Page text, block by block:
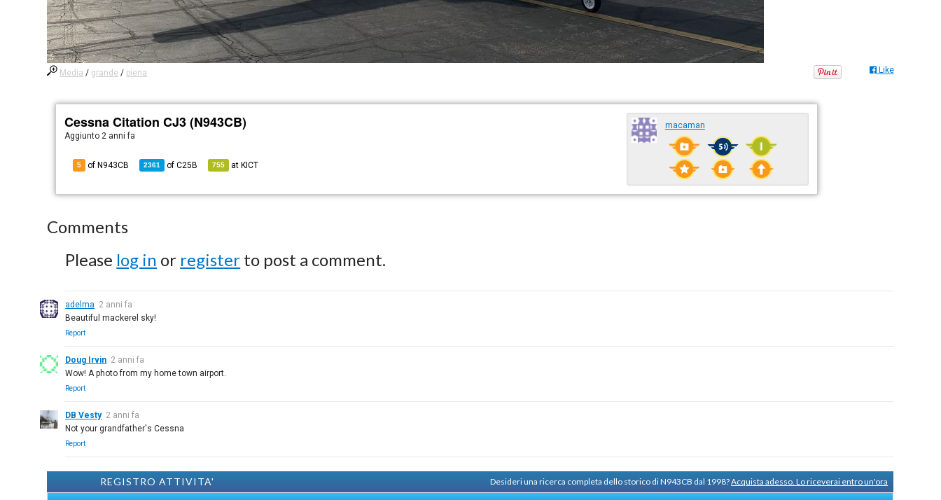
Media / grande / piena Like
Cessna Citation CJ3 (N943CB)
Aggiunto2 anni fa
5 of N943CB 2361 ofC25B 755 at KICT
macaman
Comments
Please log in or register to post a comment.
adelma 2 anni fa
Beautiful mackerel sky!
Report
Doug Irvin 2 anni fa
Wow! A photo from my home town airport.
Report
DB Vesty 2 anni fa
Not your grandfather's Cessna
Report
REGISTRO ATTIVITA' Desideri una ricerca completa dello storico di N943CB dal 1998?Acquista adesso. Lo riceverai entro un'ora